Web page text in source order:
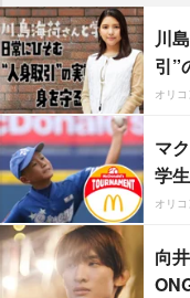
川
引”
オリ
マ
学
オリ
向